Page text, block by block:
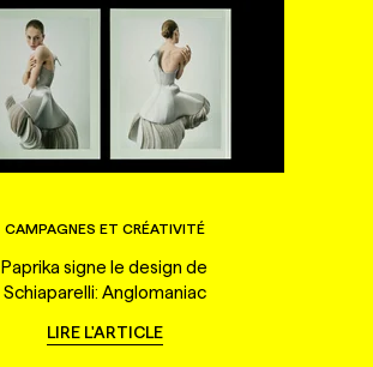
CAMPAGNES ET CRÉATIVITÉ
Paprika signe le design de
Schiaparelli: Anglomaniac
LIRE L'ARTICLE